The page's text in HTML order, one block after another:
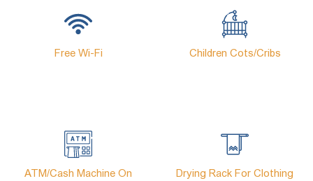
Free Wi-Fi Children Cots/cribs
ATM/cash Machine On
Drying Rack For Clothing